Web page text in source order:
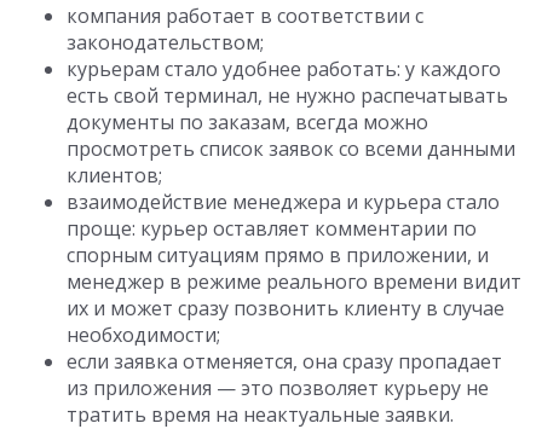
компания работает в соответствии с
законодательством;
курьерам стало удобнее работать: у каждого
есть свой терминал, не нужно распечатывать
документы по заказам, всегда можно
просмотреть список заявок со всеми данными
клиентов;
взаимодействие менеджера и курьера стало
проще: курьер оставляет комментарии по
спорным ситуациям прямо в приложении, и
менеджер в режиме реального времени видит
их и может сразу позвонить клиенту в случае
необходимости;
если заявка отменяется, она сразу пропадает
из приложения — это позволяет курьеру не
тратить время на неактуальные заявки.